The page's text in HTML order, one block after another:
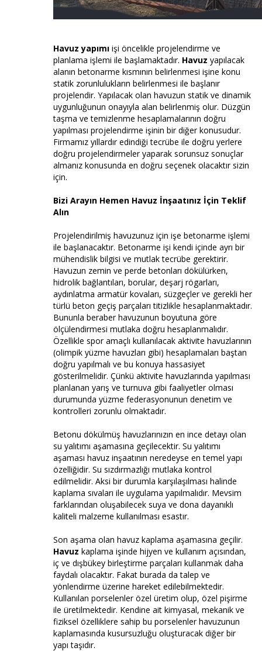
Havuz yapımı işi öncelikle projelendirme ve
planlama işlemi ile başlamaktadır. Havuz yapılacak
alanın betonarme kısmının belirlenmesi işine konu
statik zorunlulukların belirlenmesi ile başlanır
projelendir. Yapılacak olan havuzun statik ve dinamik
uygunluğunun onayıyla alan belirlenmiş olur. Düzgün
taşma ve temizlenme hesaplamalarının doğru
yapılması projelendirme işinin bir diğer konusudur.
Firmamız yıllardır edindiği tecrübe ile doğru yerlere
doğru projelendirmeler yaparak sorunsuz sonuçlar
almanız konusunda en doğru seçenek olacaktır sizin
için.
Bizi Arayın Hemen Havuz İnşaatınız İçin Teklif
Alın
Projelendirilmiş havuzunuz için işe betonarme işlemi
ile başlanacaktır. Betonarme işi kendi içinde ayrı bir
mühendislik bilgisi ve mutlak tecrübe gerektirir.
Havuzun zemin ve perde betonları dökülürken,
hidrolik bağlantıları, borular, deşarj rögarları,
aydınlatma armatür kovaları, süzgeçler ve gerekli her
türlü beton geçiş parçaları titizlikle hesaplanmaktadır.
Bununla beraber havuzunun boyutuna göre
ölçülendirmesi mutlaka doğru hesaplanmalıdır.
Özellikle spor amaçlı kullanılacak aktivite havuzlarının
(olimpik yüzme havuzları gibi) hesaplamaları baştan
doğru yapılmalı ve bu konuya hassasiyet
gösterilmelidir. Çünkü aktivite havuzlarında yapılması
planlanan yarış ve turnuva gibi faaliyetler olması
durumunda yüzme federasyonunun denetim ve
kontrolleri zorunlu olmaktadır.
Betonu dökülmüş havuzlarınızın en ince detayı olan
su yalıtımı aşamasına geçilecektir. Su yalıtımı
aşaması havuz inşaatının neredeyse en temel yapı
özelliğidir. Su sızdırmazlığı mutlaka kontrol
edilmelidir. Aksi bir durumla karşılaşılması halinde
kaplama sıvaları ile uygulama yapılmalıdır. Mevsim
farklarından oluşabilecek suya ve dona dayanıklı
kaliteli malzeme kullanılması esastır.
Son aşama olan havuz kaplama aşamasına geçilir.
Havuz kaplama işinde hijyen ve kullanım açısından,
iç ve dışbükey birleştirme parçaları kullanmak daha
faydalı olacaktır. Fakat burada da talep ve
yönlendirme üzerine hareket edilebilmektedir.
Kullanılan porselenler özel üretim olup, özel pişirme
ile üretilmektedir. Kendine ait kimyasal, mekanik ve
fiziksel özelliklere sahip bu porselenler havuzunun
kaplamasında kusursuzluğu oluşturacak diğer bir
yapı taşıdır.